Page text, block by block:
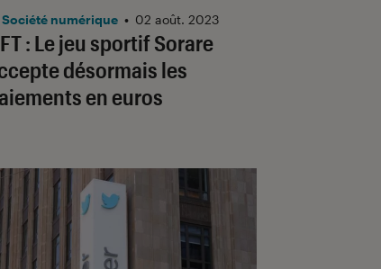
: Le jeu sportif Sorare
désormais les
en euros
Société numérique • 02 août. 2023